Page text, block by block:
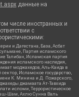
данные на
числе иностранных и
с
и Дагестана, База, Асбат
Партия исламского
Талибан, Исламская партия
исламского наследия,
моджахедов, Аль-Каида в
Исламское государство,
К. Минина и Д. Пожарского,
джамаата Ат-Тавхида
исломи, Террористическое
аш-Шам, Ахлю Сунна Валь